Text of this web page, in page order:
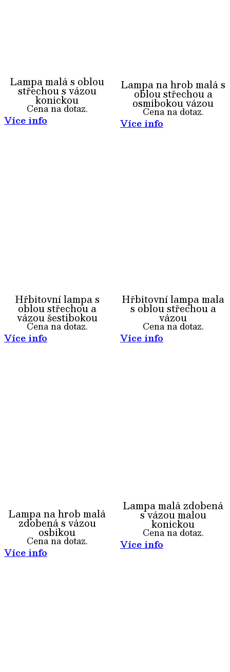
Lampa malá s oblou
střechou s vázou
konickou
Cena na dotaz.
Více info
Lampa na hrob malá s
oblou střechou a
osmibokou vázou
Cena na dotaz.
Více info
Hřbitovní lampa s
oblou střechou a
vázou šestibokou
Cena na dotaz.
Více info
Hřbitovní lampa mala
s oblou střechou a
vázou
Cena na dotaz.
Více info
Lampa na hrob malá
zdobená s vázou
osbikou
Cena na dotaz.
Více info
Lampa malá zdobená
s vázou malou
konickou
Cena na dotaz.
Více info